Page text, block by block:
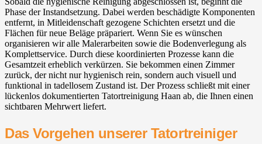
Phase der Instandsetzung. Dabei werden beschädigte Komponenten
entfernt, in Mitleidenschaft gezogene Schichten ersetzt und die
Flächen für neue Beläge präpariert. Wenn Sie es wünschen
organisieren wir alle Malerarbeiten sowie die Bodenverlegung als
Komplettservice. Durch diese koordinierten Prozesse kann die
Gesamtzeit erheblich verkürzen. Sie bekommen einen Zimmer
zurück, der nicht nur hygienisch rein, sondern auch visuell und
funktional in tadellosem Zustand ist. Der Prozess schließt mit einer
lückenlos dokumentierten Tatortreinigung Haan ab, die Ihnen einen
sichtbaren Mehrwert liefert.
Das Vorgehen unserer Tatortreiniger